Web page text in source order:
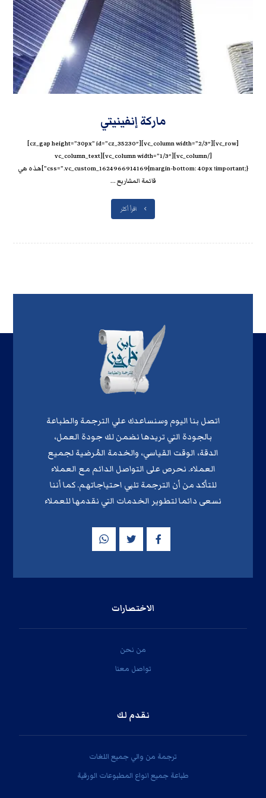
ماركة إنفينيتي
[vc_row][vc_column width=”2/3″][cz_gap height=”30px” id=”cz_35230″]
[/vc_column][vc_column width=”1/3″][vc_column_text
css=”.vc_custom_1624966914169{margin-bottom: 40px !important;}”]هذه هي
قائمة المشاريع ...
اقرأ أكثر
اتصل بنا اليوم وسنساعدك علي الترجمة والطباعة
بالجودة التي تريدها نضمن لك جودة العمل،
الدقة، الوقت القياسي، والخدمة المُرضية لجميع
العملاء. نحرص على التواصل الدائم مع العملاء
للتأكد من أن الترجمة تلبي احتياجاتهم. كما أننا
نسعى دائما لتطوير الخدمات التي نقدمها للعملاء
الاختصارات
من نحن
تواصل معنا
نقدم لك
ترجمة من والي جميع اللغات
طباعة جميع انواع المطبوعات الورقية